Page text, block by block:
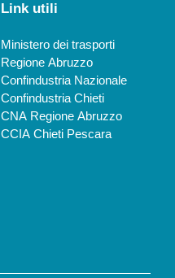
Link utili
Ministero dei trasporti
Regione Abruzzo
Confindustria Nazionale
Confindustria Chieti
CNA Regione Abruzzo
CCIA Chieti Pescara